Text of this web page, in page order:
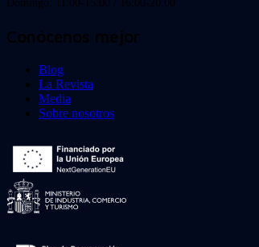
Domingo: 11:00-15:00 / 16:00-20:00
Conócenos mejor
Blog
La Revista
Media
Sobre nosotros